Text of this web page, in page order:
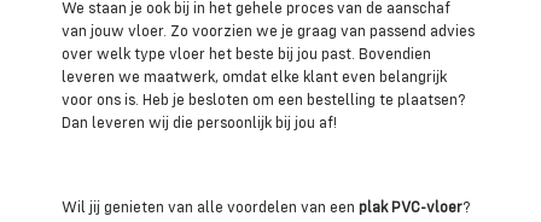
We staan je ook bij in het gehele proces van de aanschaf
van jouw vloer. Zo voorzien we je graag van passend advies
over welk type vloer het beste bij jou past. Bovendien
leveren we maatwerk, omdat elke klant even belangrijk
voor ons is. Heb je besloten om een bestelling te plaatsen?
Dan leveren wij die persoonlijk bij jou af!
Wil jij genieten van alle voordelen van eenplak PVC-vloer?